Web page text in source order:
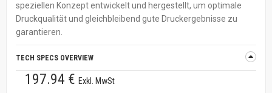
speziellen Konzept entwickelt und hergestellt, um optimale
Druckqualität und gleichbleibend gute Druckergebnisse zu
garantieren.
TECH SPECS OVERVIEW
197.94 € Exkl. MwSt